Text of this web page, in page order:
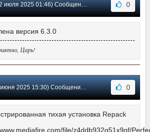
июля 2025 01:46) Сообщение #12 0
версия 6.3.0
Царь!
2025 15:30) Сообщение #11 0
тихая установка Repack
file/z4ddb932g51x9qf/